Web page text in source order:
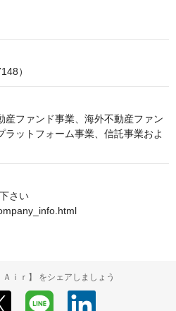
）
産ファンド事業、海外不動産ファン
ラットフォーム事業、信託事業およ
さい
ｉｒ】 をシェアしましょう